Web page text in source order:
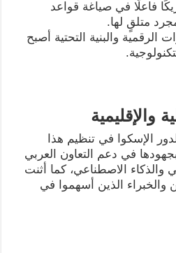
فاعلًا في صياغة قواعد
متلقٍ لها.
والبنية التحتية أصبح
والإقليمية
الإسكوا في تنظيم هذا
في دعم التعاون العربي
الاصطناعي، كما أثنت
الذين أسهموا في